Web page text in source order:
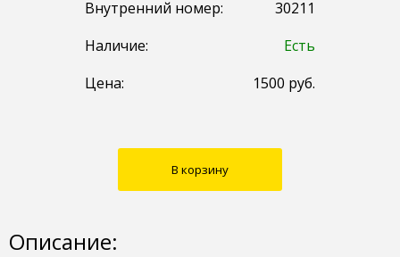
Внутренний номер:
30211
Наличие:
Есть
Цена:
1500 руб.
В корзину
Описание: